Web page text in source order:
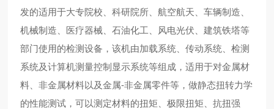
发的适用于大专院校、科研院所、航空航天、车辆制造、
机械制造、医疗器械、石油化工、风电光伏、建筑铁塔等
部门使用的检测设备，该机由加载系统、传动系统、检测
系统及计算机测量控制显示系统等组成，适用于对金属材
料、非金属材料以及金属-非金属零件等，做静态扭转力学
的性能测试，可以测定材料的扭矩、极限扭矩、抗扭强